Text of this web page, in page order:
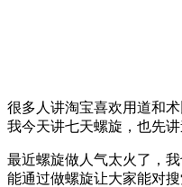
很多人讲淘宝喜欢用道和
我今天讲七天螺旋，也先讲
最近螺旋做人气太火了，
能通过做螺旋让大家能对